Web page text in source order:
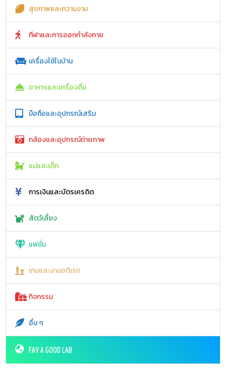
สุขภาพและความงาม
กีฬาและการออกกำลังกาย
เครื่องใช้ในบ้าน
อาหารและเครื่องดื่ม
มือถือและอุปกรณ์เสริม
กล้องและอุปกรณ์ถ่ายภาพ
แม่และเด็ก
การเงินและบัตรเครดิต
สัตว์เลี้ยง
แฟชั่น
เกมและงานอดิเรก
กิจกรรม
อื่น ๆ
FAV A GOOD LAB